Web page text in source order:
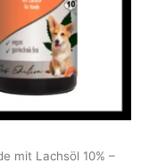
mit Lachsöl 10% –